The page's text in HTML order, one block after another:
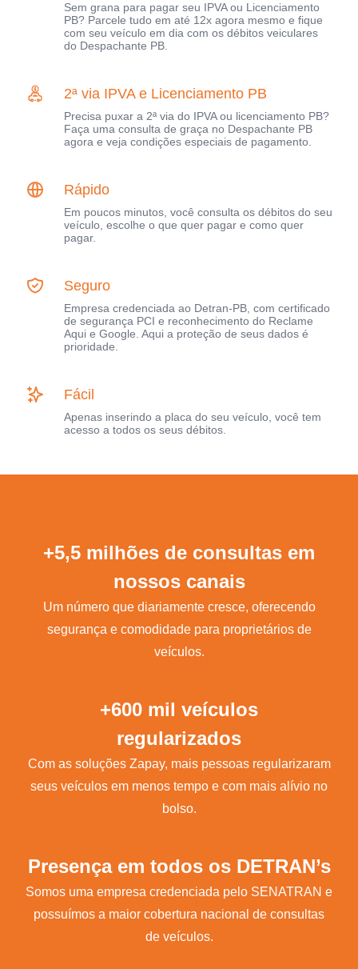
Sem grana para pagar seu IPVA ou Licenciamento
PB? Parcele tudo em até 12x agora mesmo e fique
com seu veículo em dia com os débitos veiculares
do Despachante PB.
2ª via IPVA e Licenciamento PB
Precisa puxar a 2ª via do IPVA ou licenciamento PB?
Faça uma consulta de graça no Despachante PB
agora e veja condições especiais de pagamento.
Rápido
Em poucos minutos, você consulta os débitos do seu
veículo, escolhe o que quer pagar e como quer
pagar.
Seguro
Empresa credenciada ao Detran-PB, com certificado
de segurança PCI e reconhecimento do Reclame
Aqui e Google. Aqui a proteção de seus dados é
prioridade.
Fácil
Apenas inserindo a placa do seu veículo, você tem
acesso a todos os seus débitos.
+5,5 milhões de consultas em
nossos canais
Um número que diariamente cresce, oferecendo
segurança e comodidade para proprietários de
veículos.
+600 mil veículos
regularizados
Com as soluções Zapay, mais pessoas regularizaram
seus veículos em menos tempo e com mais alívio no
bolso.
Presença em todos os DETRAN’s
Somos uma empresa credenciada pelo SENATRAN e
possuímos a maior cobertura nacional de consultas
de veículos.